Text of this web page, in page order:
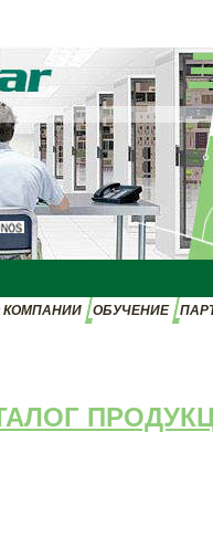
КОМПАНИИ ОБУЧЕНИЕ